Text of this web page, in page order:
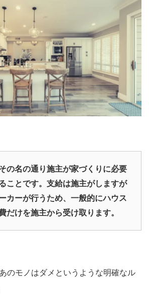
の名の通り施主が家づくりに必要
ことです。支給は施主がしますが
カーが行うため、一般的にハウス
だけを施主から受け取ります。
のモノはダメというような明確なル